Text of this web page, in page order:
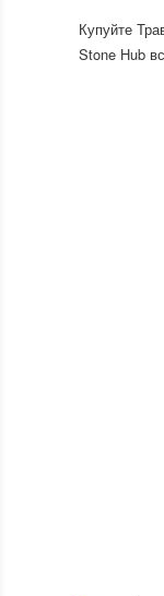
Купуйте
Stone Hub